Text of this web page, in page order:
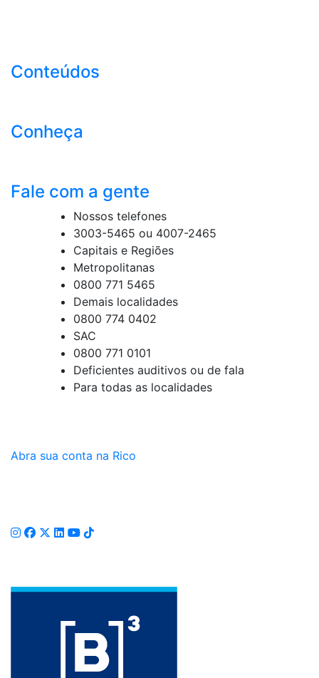
Conteúdos
Conheça
Fale com a gente
Nossos telefones
3003-5465 ou 4007-2465
Capitais e Regiões
Metropolitanas
0800 771 5465
Demais localidades
0800 774 0402
SAC
0800 771 0101
Deficientes auditivos ou de fala
Para todas as localidades
Abra sua conta na Rico